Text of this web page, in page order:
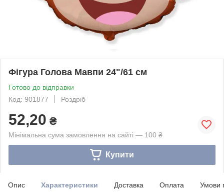
Фігура Голова Мавпи 24"/61 см
Готово до відправки
Код: 901877
Роздріб
52,20 ₴
Мінімальна сума замовлення на сайті — 100 ₴
Купити
Опис Характеристики Доставка Оплата Умови